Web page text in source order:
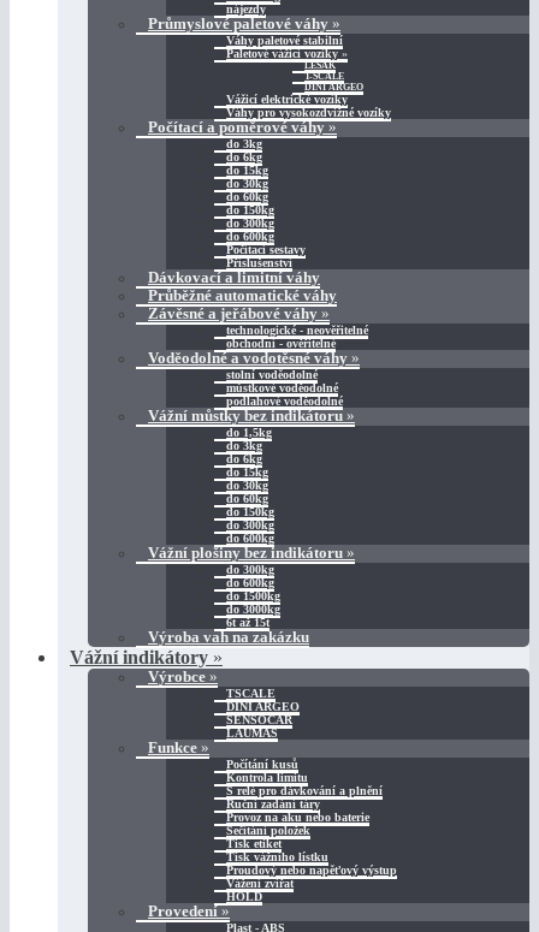
nájezdy
Průmyslové paletové váhy »
Váhy paletové stabilní
Paletové vážicí vozíky»
LESAK
T-SCALE
DINI ARGEO
Vážicí elektrické vozíky
Váhy pro vysokozdvižné vozíky
Počítací a poměrové váhy »
do 3kg
do 6kg
do 15kg
do 30kg
do 60kg
do 150kg
do 300kg
do 600kg
Počítací sestavy
Příslušenství
Dávkovací a limitní váhy
Průběžné automatické váhy
Závěsné a jeřábové váhy »
technologické - neověřitelné
obchodní - ověřitelné
Voděodolné a vodotěsné váhy »
stolní voděodolné
můstkové voděodolné
podlahové voděodolné
Vážní můstky bez indikátoru »
do 1,5kg
do 3kg
do 6kg
do 15kg
do 30kg
do 60kg
do 150kg
do 300kg
do 600kg
Vážní plošiny bez indikátoru »
do 300kg
do 600kg
do 1500kg
do 3000kg
6t až 15t
Výroba vah na zakázku
Vážní indikátory »
Výrobce »
TSCALE
DINI ARGEO
SENSOCAR
LAUMAS
Funkce »
Počítání kusů
Kontrola limitu
S relé pro dávkování a plnění
Ruční zadání táry
Provoz na aku nebo baterie
Sečítání položek
Tisk etiket
Tisk vážního lístku
Proudový nebo napěťový výstup
Vážení zvířat
HOLD
Provedení »
Plast - ABS